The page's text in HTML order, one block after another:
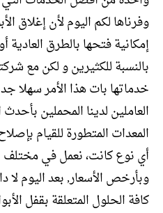
وفرناها لكم اليوم لأن إغلاق
إمكانية فتحها بالطرق العادية
بالنسبة للكثيرين و لكن مع
خدماتها بات هذا الأمر سهلا
العاملين لدينا المحملين
المعدات المتطورة للقيام
أي نوع كانت، نعمل في مختلف
وبأرخص الأسعار, بعد اليوم لا
كافة الحلول المتعلقة بقفل